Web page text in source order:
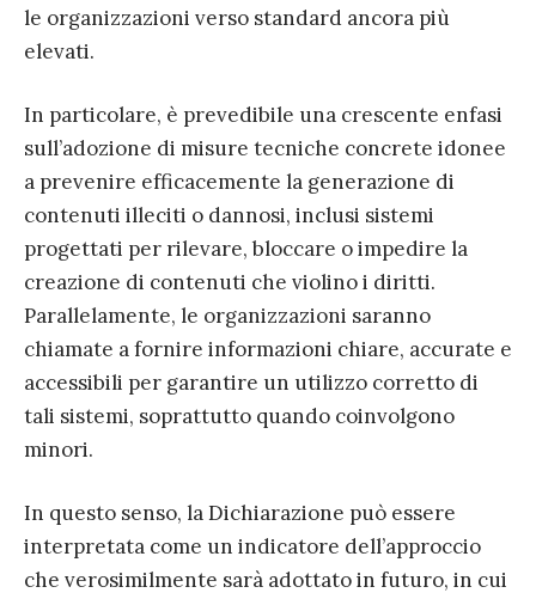
le organizzazioni verso standard ancora più
elevati.
In particolare, è prevedibile una crescente enfasi
sull’adozione di misure tecniche concrete idonee
a prevenire efficacemente la generazione di
contenuti illeciti o dannosi, inclusi sistemi
progettati per rilevare, bloccare o impedire la
creazione di contenuti che violino i diritti.
Parallelamente, le organizzazioni saranno
chiamate a fornire informazioni chiare, accurate e
accessibili per garantire un utilizzo corretto di
tali sistemi, soprattutto quando coinvolgono
minori.
In questo senso, la Dichiarazione può essere
interpretata come un indicatore dell’approccio
che verosimilmente sarà adottato in futuro, in cui